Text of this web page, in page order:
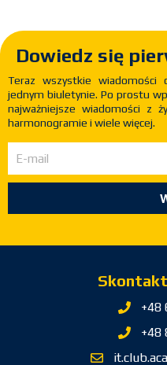
Dowiedz się
Teraz wszystkie wiadomości
jednym biuletynie. Po prostu
najważniejsze wiadomości z
harmonogramie i wiele więcej.
+48
+48